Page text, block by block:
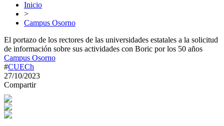
Inicio
>
Campus Osorno
El portazo de los rectores de las universidades estatales a la solicitud
de información sobre sus actividades con Boric por los 50 años
Campus Osorno
#CUECh
27/10/2023
Compartir